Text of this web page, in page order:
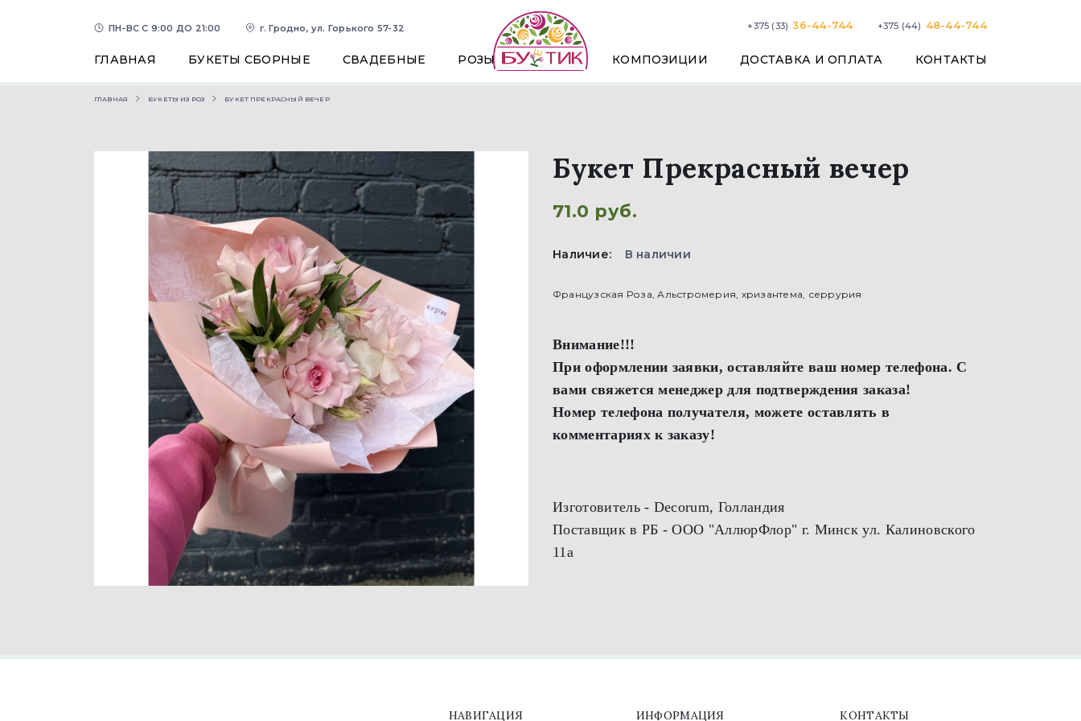
ПН-ВС С 9:00 ДО 21:00 г. Гродно, ул. Горького 57-32 +375 (33) 36-44-744 +375 (44) 48-44-744
ГЛАВНАЯ БУКЕТЫ СБОРНЫЕ СВАДЕБНЫЕ РОЗЫ КОНТАКТЫ
ДОСТАВКА И ОПЛАТА
КОМПОЗИЦИИ
ГЛАВНАЯ БУКЕТЫ ИЗ РОЗ БУКЕТ ПРЕКРАСНЫЙ ВЕЧЕР
Букет Прекрасный вечер
71.0 руб.
Наличие: В наличии
Французская Роза, Альстромерия, хризантема, серрурия
Внимание!!!
При оформлении заявки, оставляйте ваш номер телефона. С
вами свяжется менеджер для подтверждения заказа!
Номер телефона получателя, можете оставлять в
комментариях к заказу!
Изготовитель - Decorum, Голландия
Поставщик в РБ - ООО "АллюрФлор" г. Минск ул. Калиновского
11а
НАВИГАЦИЯ ИНФОРМАЦИЯ КОНТАКТЫ